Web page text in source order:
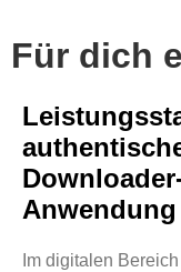
Für dich
Anwendung
Im digitalen